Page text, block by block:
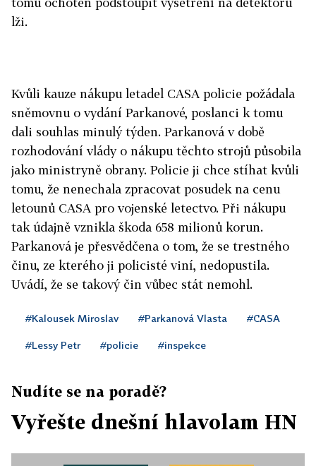
lži.
Kvůli kauze nákupu letadel CASA policie požádala
sněmovnu o vydání Parkanové, poslanci k tomu
dali souhlas minulý týden. Parkanová v době
rozhodování vlády o nákupu těchto strojů působila
jako ministryně obrany. Policie ji chce stíhat kvůli
tomu, že nenechala zpracovat posudek na cenu
letounů CASA pro vojenské letectvo. Při nákupu
tak údajně vznikla škoda 658 milionů korun.
Parkanová je přesvědčena o tom, že se trestného
činu, ze kterého ji policisté viní, nedopustila.
Uvádí, že se takový čin vůbec stát nemohl.
#Kalousek Miroslav #Parkanová Vlasta #CASA
#Lessy Petr #policie #inspekce
Nudíte se na poradě?
Vyřešte dnešní hlavolam HN